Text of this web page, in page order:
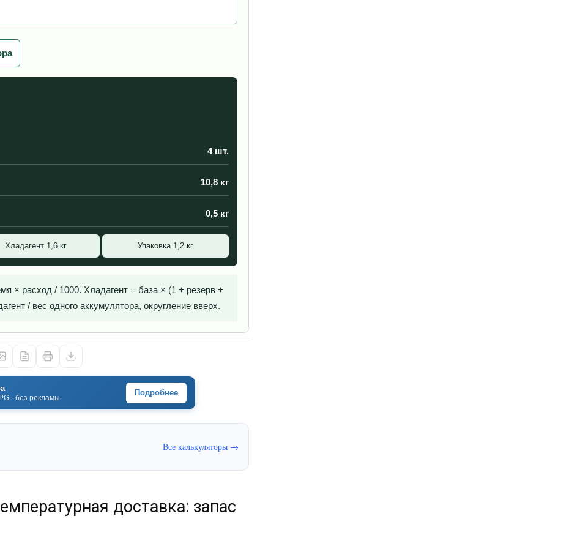
4 шт.
10,8 кг
0,5 кг
Хладагент 1,6 кг Упаковка 1,2 кг
× расход / 1000. Хладагент = база × (1 + резерв +
/ вес одного аккумулятора, округление вверх.
· без рекламы
Подробнее
Все калькуляторы →
доставка: запас